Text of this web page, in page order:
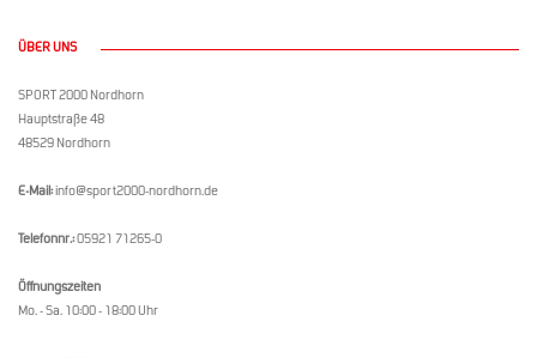
ÜBER UNS
SPORT 2000 Nordhorn
Hauptstraße 48
48529 Nordhorn
E-Mail:info@sport2000-nordhorn.de
Telefonnr.:05921 71265-0
Öffnungszeiten
Mo. - Sa. 10:00 - 18:00 Uhr